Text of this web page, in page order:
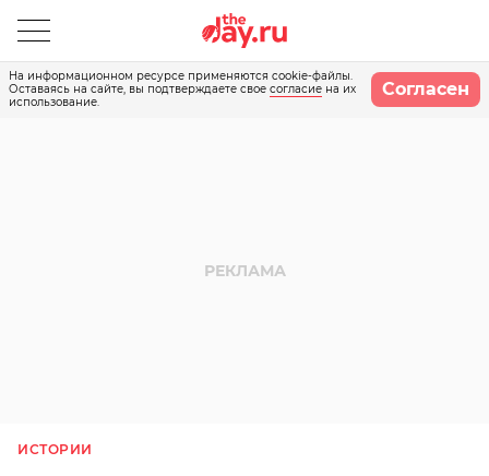
На информационном ресурсе применяются cookie-файлы.
Оставаясь на сайте, вы подтверждаете свое согласие на их
использование.
Согласен
ИСТОРИИ